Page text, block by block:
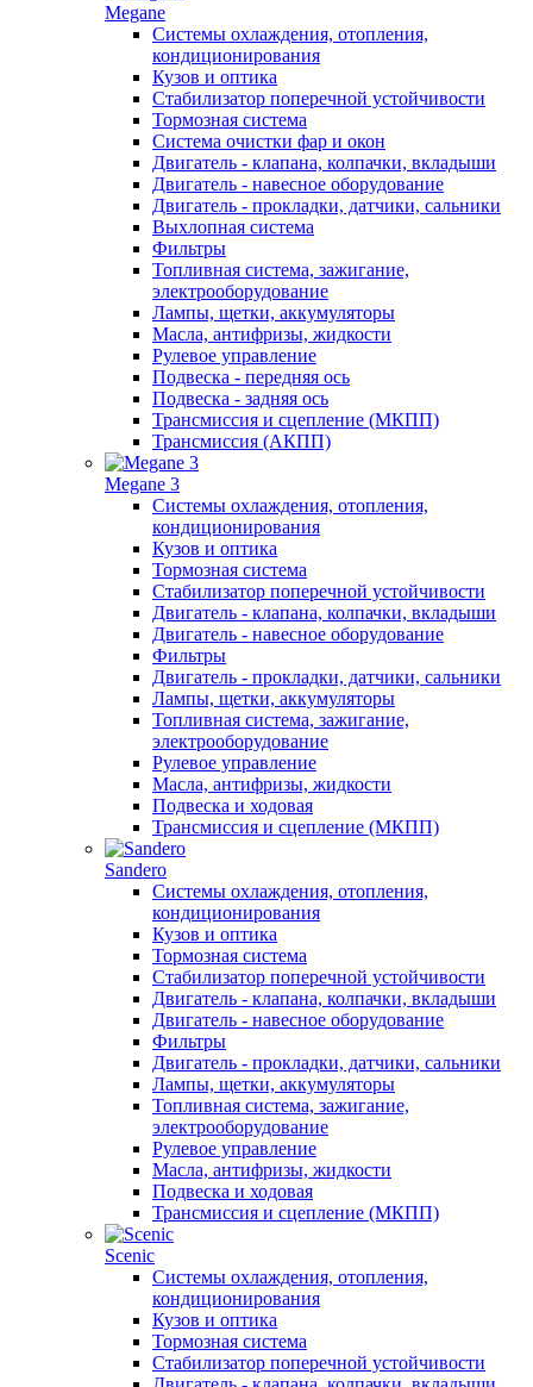
Megane
Системы охлаждения, отопления,
кондиционирования
Кузов и оптика
Стабилизатор поперечной устойчивости
Тормозная система
Система очистки фар и окон
Двигатель - клапана, колпачки, вкладыши
Двигатель - навесное оборудование
Двигатель - прокладки, датчики, сальники
Выхлопная система
Фильтры
Топливная система, зажигание,
электрооборудование
Лампы, щетки, аккумуляторы
Масла, антифризы, жидкости
Рулевое управление
Подвеска - передняя ось
Подвеска - задняя ось
Трансмиссия и сцепление (МКПП)
Трансмиссия (АКПП)
Megane 3
Системы охлаждения, отопления,
кондиционирования
Кузов и оптика
Тормозная система
Стабилизатор поперечной устойчивости
Двигатель - клапана, колпачки, вкладыши
Двигатель - навесное оборудование
Фильтры
Двигатель - прокладки, датчики, сальники
Лампы, щетки, аккумуляторы
Топливная система, зажигание,
электрооборудование
Рулевое управление
Масла, антифризы, жидкости
Подвеска и ходовая
Трансмиссия и сцепление (МКПП)
Sandero
Системы охлаждения, отопления,
кондиционирования
Кузов и оптика
Тормозная система
Стабилизатор поперечной устойчивости
Двигатель - клапана, колпачки, вкладыши
Двигатель - навесное оборудование
Фильтры
Двигатель - прокладки, датчики, сальники
Лампы, щетки, аккумуляторы
Топливная система, зажигание,
электрооборудование
Рулевое управление
Масла, антифризы, жидкости
Подвеска и ходовая
Трансмиссия и сцепление (МКПП)
Scenic
Системы охлаждения, отопления,
кондиционирования
Кузов и оптика
Тормозная система
Стабилизатор поперечной устойчивости